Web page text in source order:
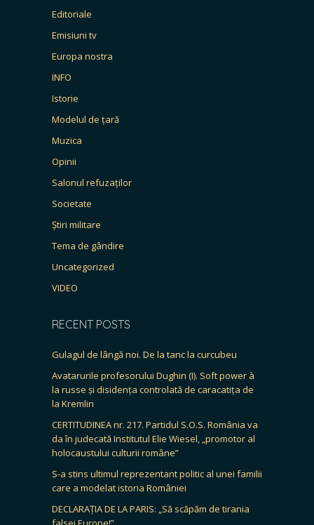
Editoriale
Emisiuni tv
Europa nostra
INFO
Istorie
Modelul de țară
Muzica
Opinii
Salonul refuzaților
Societate
Știri militare
Tema de gândire
Uncategorized
VIDEO
RECENT POSTS
Gulagul de lângă noi. De la tanc la curcubeu
Avatarurile profesorului Dughin (I). Soft power à
la russe și disidența controlată de caracatița de
la Kremlin
CERTITUDINEA nr. 217. Partidul S.O.S. România va
da în judecată Institutul Elie Wiesel, „promotor al
holocaustului culturii române”
S-a stins ultimul reprezentant politic al unei familii
care a modelat istoria României
DECLARAȚIA DE LA PARIS: „Să scăpăm de tirania